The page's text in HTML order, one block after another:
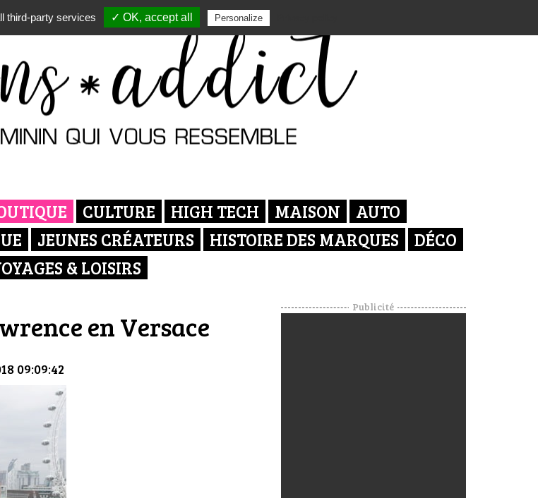
CULTURE HIGH TECH MAISON
AUTO
JEUNES CRÉATEURS HISTOIRE DES MARQUES
DÉCO
& LOISIRS
en Versace
09:09:42
Publicité
third-party services ✓ OK, accept all Personalize